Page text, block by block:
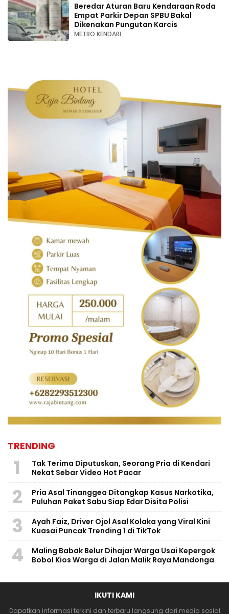
Beredar Aturan Baru Kendaraan Roda
Empat Parkir Depan SPBU Bakal
Dikenakan Pungutan Karcis
METRO KENDARI
TRENDING
1
Tak Terima Diputuskan, Seorang Pria di Kendari
Nekat Sebar Video Hot Pacar
2
Pria Asal Tinanggea Ditangkap Kasus Narkotika,
Puluhan Paket Sabu Siap Edar Disita Polisi
3
Ayah Faiz, Driver Ojol Asal Kolaka yang Viral Kini
Kuasai Puncak Trending 1 di TikTok
4
Maling Babak Belur Dihajar Warga Usai Kepergok
Bobol Kios Warga di Jalan Malik Raya Mandonga
IKUTI KAMI
Dapatkan informasi terkini dan terbaru langsung dari media sosial